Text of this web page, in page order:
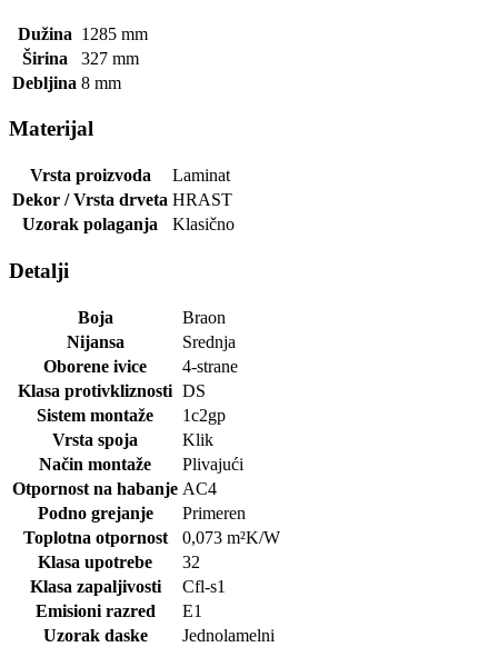
Dužina 1285 mm
Širina
327 mm
Debljina 8 mm
Materijal
Vrsta proizvoda
Laminat
Dekor / Vrsta drveta HRAST
Uzorak polaganja
Klasično
Detalji
Boja
Braon
Nijansa
Srednja
Oborene ivice
4-strane
Klasa protivkliznosti DS
Sistem montaže
1c2gp
Vrsta spoja
Klik
Način montaže
Plivajući
Otpornost na habanje AC4
Podno grejanje
Primeren
Toplotna otpornost
0,073 m²K/W
Klasa upotrebe
32
Klasa zapaljivosti
Cfl-s1
Emisioni razred
E1
Uzorak daske
Jednolamelni